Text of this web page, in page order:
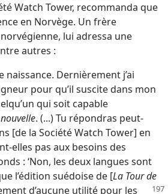
Watch Tower, recommanda que
en Norvège. Un frère
lui adressa une
autres :
naissance. Dernièrement j’ai
pour qu’il suscite dans mon
qui soit capable
. (...) Tu répondras peut-
[de la Société Watch Tower] en
​elles pas aux besoins des
: ‘Non, les deux langues sont
l’édition suédoise de [La Tour de
d’aucune utilité pour les